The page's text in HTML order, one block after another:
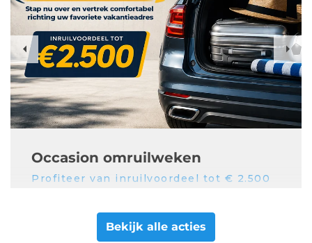
Previous
Occasion omruilweken
Profiteer van inruilvoordeel tot € 2.500
Algemeen
Bekijk alle acties